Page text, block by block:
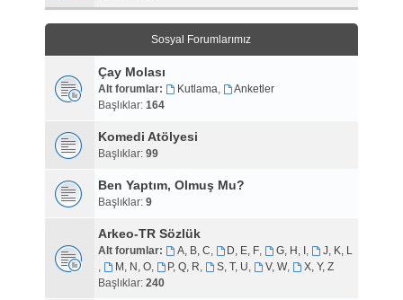
Sosyal Forumlarımız
Çay Molası
Alt forumlar: Kutlama,
Anketler
Başlıklar: 164
Komedi Atölyesi
Başlıklar: 99
Ben Yaptım, Olmuş Mu?
Başlıklar: 9
Arkeo-TR Sözlük
Alt forumlar: A, B, C, D, E, F, G, H, I ,
J, K, L
,
M, N, O, P, Q, R, S, T, U, V, W,
X, Y, Z
Başlıklar: 240